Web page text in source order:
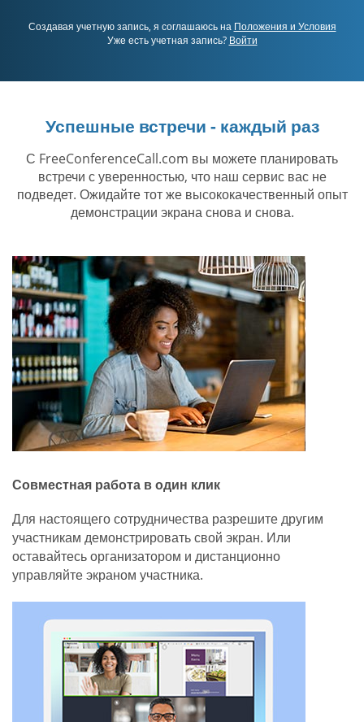
Создавая учетную запись, я соглашаюсь на Положения и Условия
Уже есть учетная запись? Войти
Успешные встречи - каждый раз
С FreeConferenceCall.com вы можете планировать
встречи с уверенностью, что наш сервис вас не
подведет. Ожидайте тот же высококачественный опыт
демонстрации экрана снова и снова.
Совместная работа в один клик
Для настоящего сотрудничества разрешите другим
участникам демонстрировать свой экран. Или
оставайтесь организатором и дистанционно
управляйте экраном участника.